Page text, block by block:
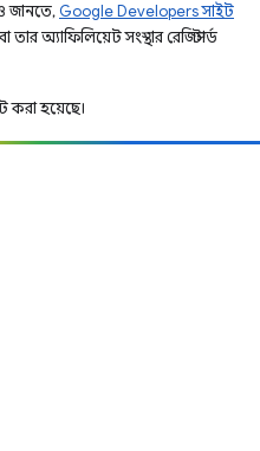
জানতে, Google Developers সাইট
অ্যাফিলিয়েট সংস্থার রেজিস্টার্ড
হয়েছে।